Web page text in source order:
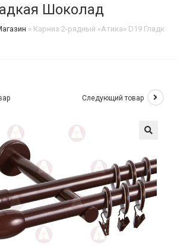
Шоколад
» Карниз 2-рядный «Атика» D19
Следующий товар